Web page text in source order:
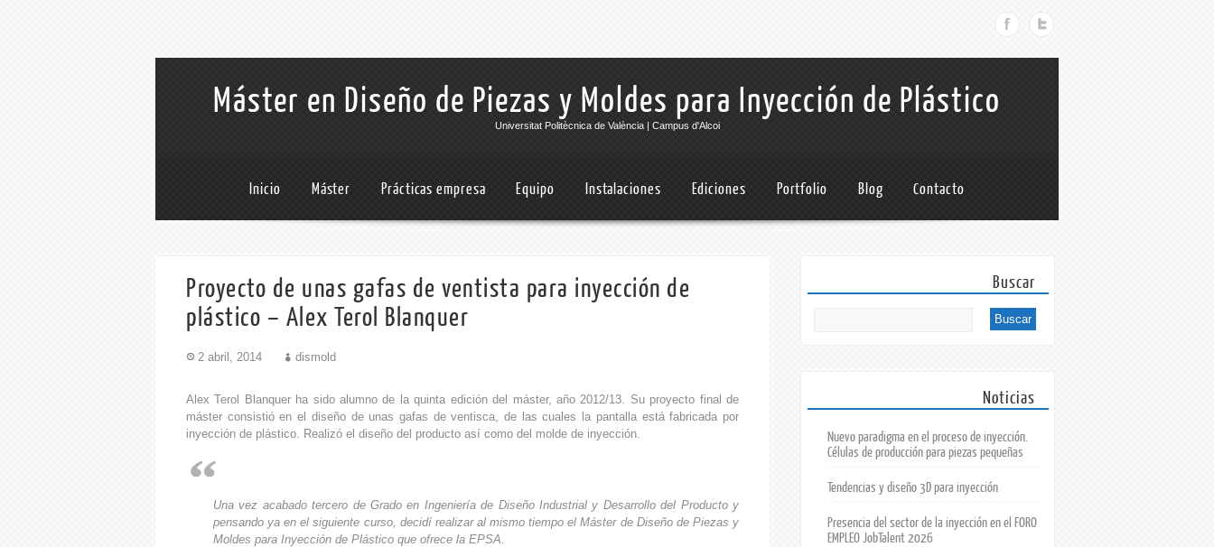
Máster en Diseño de Piezas y Moldes para Inyección de Plástico
Universitat Politècnica de València | Campus d'Alcoi
Inicio Máster Prácticas empresa Equipo Instalaciones Ediciones Portfolio Blog Contacto
Proyecto de unas gafas de ventista para inyección de
plástico – Alex Terol Blanquer
2 abril, 2014 dismold
Alex Terol Blanquer ha sido alumno de la quinta edición del máster, año 2012/13. Su proyecto final de
máster consistió en el diseño de unas gafas de ventisca, de las cuales la pantalla está fabricada por
inyección de plástico. Realizó el diseño del producto así como del molde de inyección.
Una vez acabado tercero de Grado en Ingeniería de Diseño Industrial y Desarrollo del Producto y
pensando ya en el siguiente curso, decidí realizar al mismo tiempo el Máster de Diseño de Piezas y
Moldes para Inyección de Plástico que ofrece la EPSA.
Buscar
Noticias
Nuevo paradigma en el proceso de inyección.
Células de producción para piezas pequeñas
Tendencias y diseño 3D para inyección
Presencia del sector de la inyección en el FORO
EMPLEO JobTalent 2026